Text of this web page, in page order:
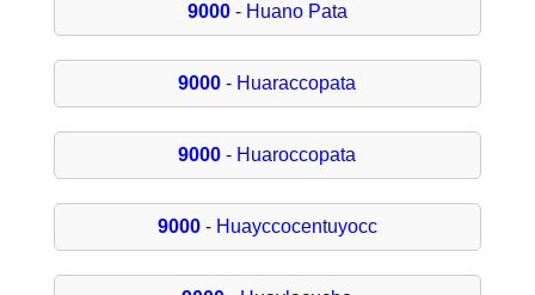
9000- Huano Pata
9000 - Huaraccopata
9000 - Huaroccopata
9000- Huayccocentuyocc